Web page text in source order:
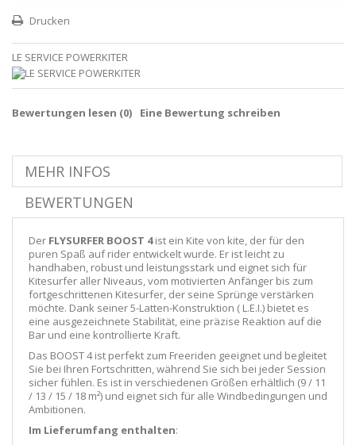
Drucken
LE SERVICE POWERKITER
Bewertungen lesen (0) Eine Bewertung schreiben
MEHR INFOS
BEWERTUNGEN
Der FLYSURFER BOOST 4ist ein Kite von kite, der für den
puren Spaß auf rider entwickelt wurde. Er ist leicht zu
handhaben, robust und leistungsstark und eignet sich für
Kitesurfer aller Niveaus, vom motivierten Anfänger bis zum
fortgeschrittenen Kitesurfer, der seine Sprünge verstärken
möchte. Dank seiner 5-Latten-Konstruktion ( L.E.I.) bietet es
eine ausgezeichnete Stabilität, eine präzise Reaktion auf die
Bar und eine kontrollierte Kraft.
Das BOOST 4 ist perfekt zum Freeriden geeignet und begleitet
Sie bei Ihren Fortschritten, während Sie sich bei jeder Session
sicher fühlen. Es ist in verschiedenen Größen erhältlich (9 / 11
/ 13 / 15 / 18 m²) und eignet sich für alle Windbedingungen und
Ambitionen.
Im Lieferumfang enthalten: